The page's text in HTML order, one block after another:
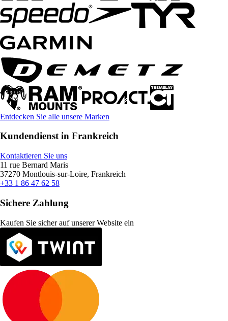
Entdecken Sie alle unsere Marken
Kundendienst in Frankreich
Kontaktieren Sie uns
11 rue Bernard Maris
37270 Montlouis-sur-Loire, Frankreich
+33 1 86 47 62 58
Sichere Zahlung
Kaufen Sie sicher auf unserer Website ein